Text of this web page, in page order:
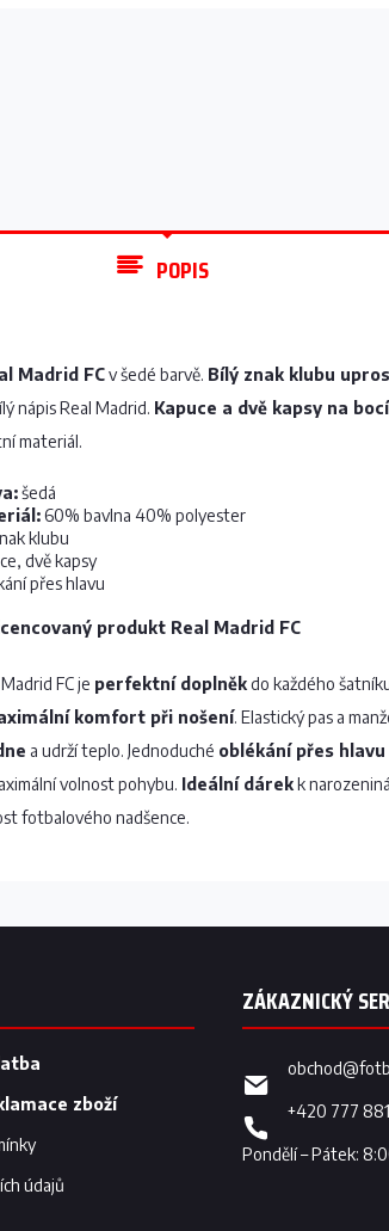
POPIS
Madrid FCv šedé barvě. Bílý znak klubu
nápis Real Madrid. Kapuce a dvě kapsy na
materiál.
šedá
60% bavlna 40% polyester
klubu
dvě kapsy
přes hlavu
produkt Real Madrid FC
FC je perfektní doplněkdo každého
komfort při nošení. Elastický pas a
a udrží teplo. Jednoduché oblékání přes hlavu
volnost pohybu. Ideální dárekk
fotbalového nadšence.
zboží
údajů
obchod@
+420 777